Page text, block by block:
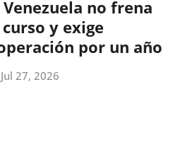
no frena
y exige
por un año
Jul 27, 2026